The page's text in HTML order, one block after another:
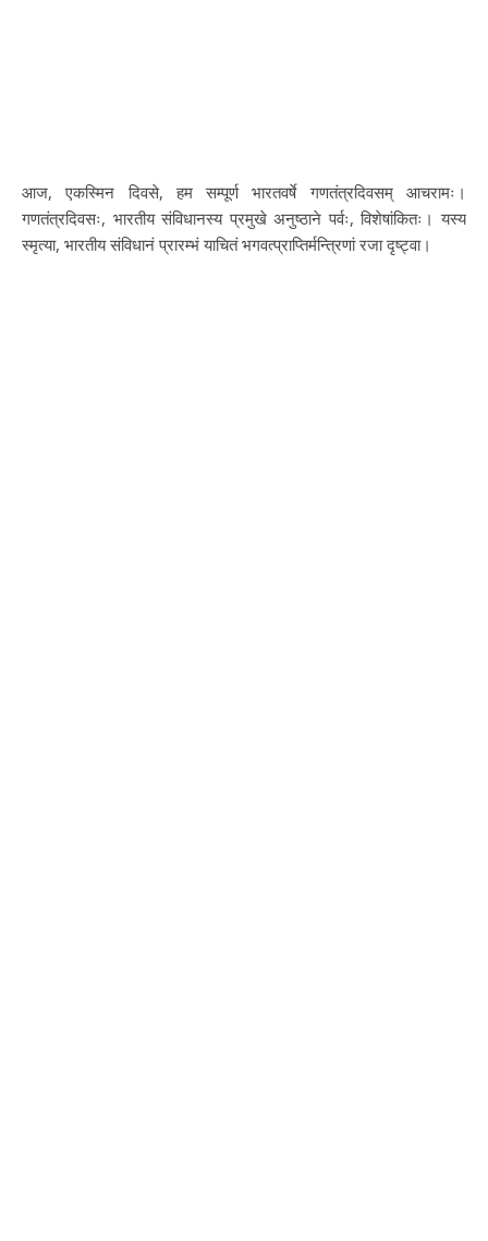
आज, एकस्मिन दिवसे, हम सम्पूर्ण भारतवर्षे गणतंत्रदिवसम् आचरामः।
गणतंत्रदिवसः, भारतीय संविधानस्य प्रमुखे अनुष्ठाने पर्वः, विशेषांकितः। यस्य
स्मृत्या, भारतीय संविधानं प्रारम्भं याचितं भगवत्प्राप्तिर्मन्त्रिणां रजा दृष्ट्वा।